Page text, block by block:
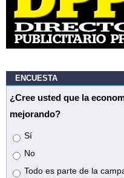
ENCUESTA
¿Cree usted que la
mejorando?
Opciones
Sí
No
Todo es parte de la